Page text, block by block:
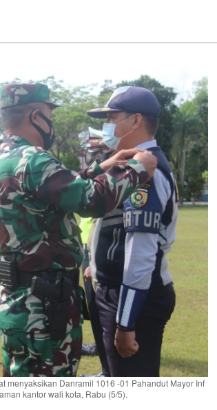
menyaksikan Danramil 1016 -01 Pahandut Mayor Inf
kantor wali kota, Rabu (5/5).